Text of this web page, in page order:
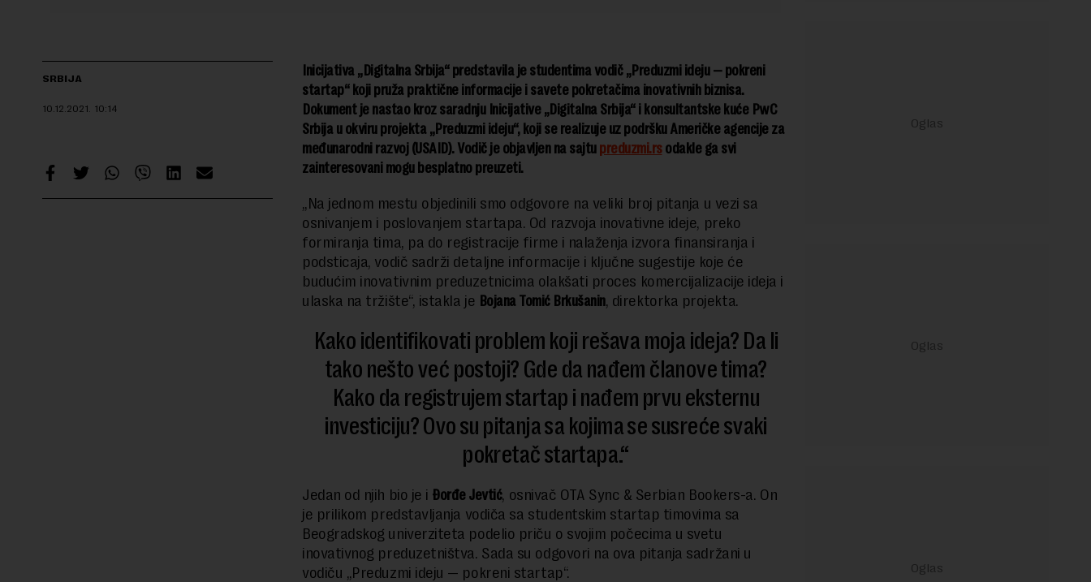
SRBIJA
10.12.2021. 10:14
Inicijativa „Digitalna Srbija“ predstavila je studentima vodič „Preduzmi ideju — pokreni
startap“ koji pruža praktične informacije i savete pokretačima inovativnih biznisa.
Dokument je nastao kroz saradnju Inicijative „Digitalna Srbija“ i konsultantske kuće PwC
Srbija u okviru projekta „Preduzmi ideju“, koji se realizuje uz podršku Američke agencije za
međunarodni razvoj (USAID). Vodič je objavljen na sajtu preduzmi.rsodakle ga svi
zainteresovani mogu besplatno preuzeti.
„Na jednom mestu objedinili smo odgovore na veliki broj pitanja u vezi sa
osnivanjem i poslovanjem startapa. Od razvoja inovativne ideje, preko
formiranja tima, pa do registracije firme i nalaženja izvora finansiranja i
podsticaja, vodič sadrži detaljne informacije i ključne sugestije koje će
budućim inovativnim preduzetnicima olakšati proces komercijalizacije ideja i
ulaska na tržište“, istakla je Bojana Tomić Brkušanin, direktorka projekta.
Kako identifikovati problem koji rešava moja ideja? Da li
tako nešto već postoji? Gde da nađem članove tima?
Kako da registrujem startap i nađem prvu eksternu
investiciju? Ovo su pitanja sa kojima se susreće svaki
pokretač startapa.
Jedan od njih bio je i Đorđe Jevtić, osnivač OTA Sync & Serbian Bookers-a. On
je prilikom predstavljanja vodiča sa studentskim startap timovima sa
Beogradskog univerziteta podelio priču o svojim počecima u svetu
inovativnog preduzetništva. Sada su odgovori na ova pitanja sadržani u
vodiču „Preduzmi ideju — pokreni startap“.